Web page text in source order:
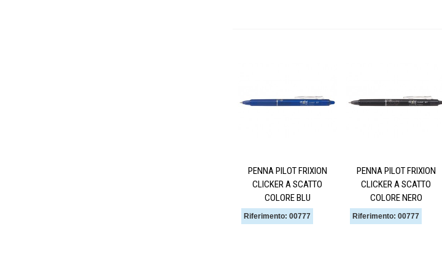
PENNA PILOT FRIXION
CLICKER A SCATTO
COLORE BLU
Riferimento: 00777
PENNA PILOT FRIXION
CLICKER A SCATTO
COLORE NERO
Riferimento: 00777